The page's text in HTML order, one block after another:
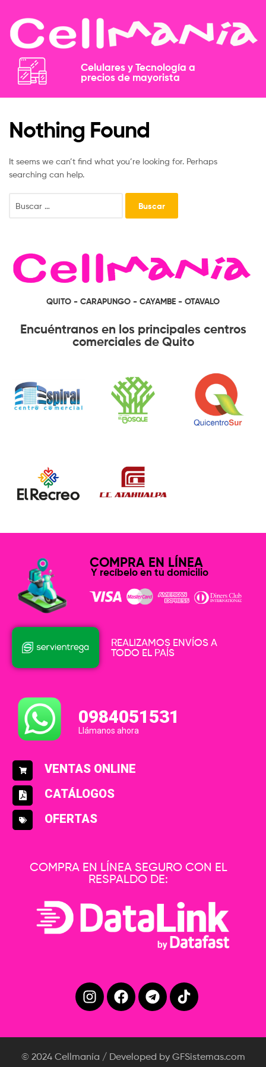
Celulares y Tecnología a
precios de mayorista​​
Nothing Found
It seems we can’t find what you’re looking for. Perhaps
searching can help.
QUITO - CARAPUNGO - CAYAMBE - OTAVALO
Encuéntranos en los principales centros
comerciales de Quito
COMPRA EN LÍNEA
Y recíbelo en tu domicilio
REALIZAMOS ENVÍOS A
TODO EL PAÍS
0984051531
Llámanos ahora
VENTAS ONLINE
CATÁLOGOS
OFERTAS
COMPRA EN LÍNEA SEGURO CON EL
RESPALDO DE:
© 2024 Cellmanía / Developed by GFSistemas.com